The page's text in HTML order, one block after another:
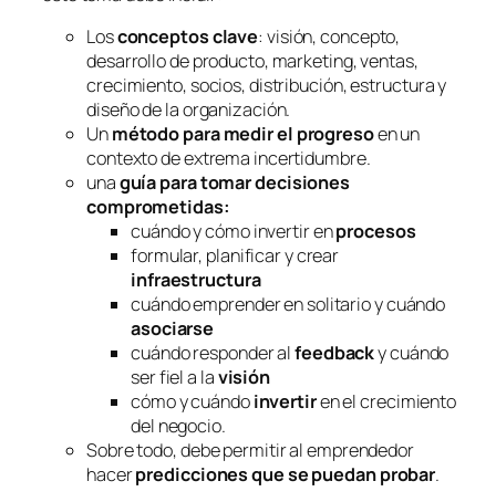
Losconceptos clave: visión, concepto,
desarrollo de producto, marketing, ventas,
crecimiento, socios, distribución, estructura y
diseño de la organización.
Unmétodo para medir el progresoen un
contexto de extrema incertidumbre.
unaguía para tomar decisiones
comprometidas:
cuándo y cómo invertir enprocesos
formular, planificar y crear
infraestructura
cuándo emprender en solitario y cuándo
asociarse
cuándo responder alfeedbacky cuándo
ser fiel a lavisión
cómo y cuándoinvertiren el crecimiento
del negocio.
Sobre todo, debe permitir al emprendedor
hacerpredicciones que se puedan probar.